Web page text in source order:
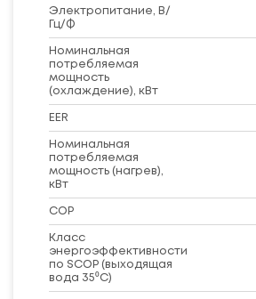
Электропитание, В/
Гц/Ф
Номинальная
потребляемая
мощность
(охлаждение), кВт
EER
Номинальная
потребляемая
мощность (нагрев),
кВт
COP
Класс
энергоэффективности
по SCOP (выходящая
вода 35⁰C)